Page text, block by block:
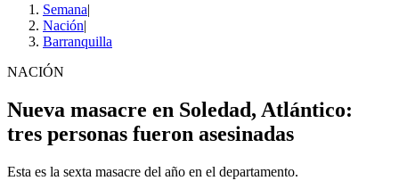
Semana|
Nación|
Barranquilla
NACIÓN
Nueva masacre en Soledad, Atlántico:
tres personas fueron asesinadas
Esta es la sexta masacre del año en el departamento.